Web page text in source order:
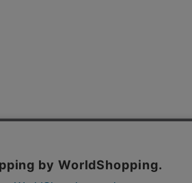
よくあるご質問